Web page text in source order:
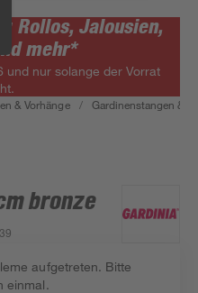
Rollos, Jalousien,
mehr*
und nur solange der Vorrat
& Vorhänge / Gardinenstangen &
bronze
aufgetreten. Bitte
einmal.